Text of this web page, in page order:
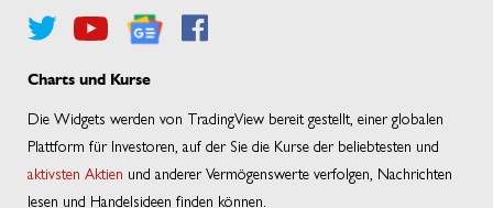
Charts und Kurse
Die Widgets werden von TradingView bereit gestellt, einer globalen
Plattform für Investoren, auf der Sie die Kurse der beliebtesten und
aktivsten Aktien und anderer Vermögenswerte verfolgen, Nachrichten
lesen und Handelsideen finden können.